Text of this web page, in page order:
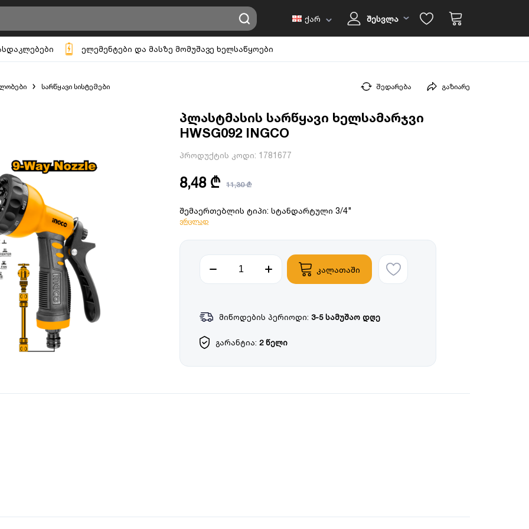
ქარ შესვლა
ელემენტები და მასზე მომუშავე ხელსაწყოები
სარწყავი სისტემები შედარება გაზიარე
პლასტმასის სარწყავი ხელსამარჯვი
HWSG092 INGCO
პროდუქტის კოდი: 1781677
8,48 ₾ 11,30 ₾
შემაერთებლის ტიპი: სტანდარტული 3/4"
ვრცლად
კალათაში
მიწოდების პერიოდი: 3-5 სამუშაო დღე
გარანტია: 2 წელი